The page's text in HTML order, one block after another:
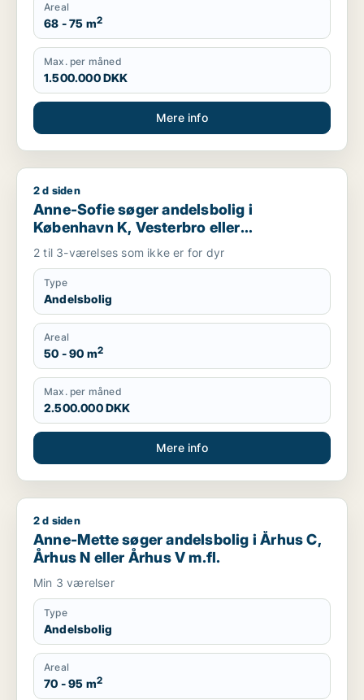
Areal
68 - 75 m2
Max. per måned
1.500.000 DKK
Mere info
Anne-Sofie søger andelsbolig i København K, Vesterbro
2 d siden
Anne-Sofie søger andelsbolig i
København K, Vesterbro eller
Frederiksberg m.fl.
2 til 3-værelses som ikke er for dyr
Type
Andelsbolig
Areal
50 - 90 m2
Max. per måned
2.500.000 DKK
Mere info
Anne-Mette søger andelsbolig i Århus C, Århus N eller Århus
2 d siden
Anne-Mette søger andelsbolig i Århus C,
Århus N eller Århus V m.fl.
Min 3 værelser
Type
Andelsbolig
Areal
70 - 95 m2